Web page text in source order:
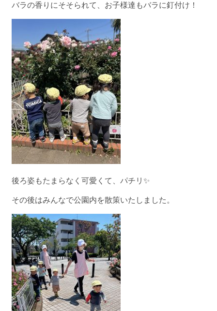
バラの香りにそそられて、お子様達もバラに釘付け！
後ろ姿もたまらなく可愛くて、パチリ✨
その後はみんなで公園内を散策いたしました。